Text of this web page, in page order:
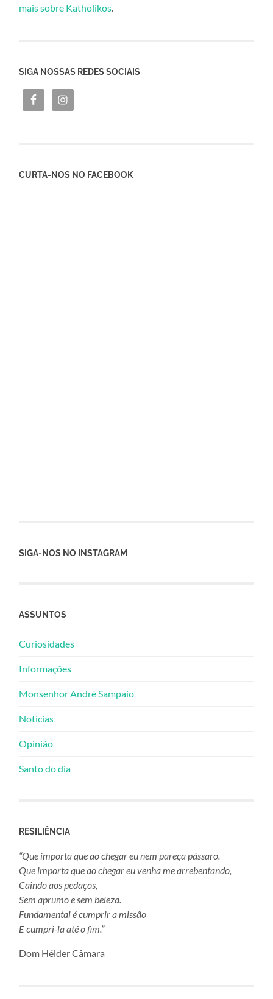
mais sobre Katholikos.
SIGA NOSSAS REDES SOCIAIS
CURTA-NOS NO FACEBOOK
SIGA-NOS NO INSTAGRAM
ASSUNTOS
Curiosidades
Informações
Monsenhor André Sampaio
Notícias
Opinião
Santo do dia
RESILIÊNCIA
“Que importa que ao chegar eu nem pareça pássaro.
Que importa que ao chegar eu venha me arrebentando,
Caindo aos pedaços,
Sem aprumo e sem beleza.
Fundamental é cumprir a missão
E cumpri-la até o fim.”
Dom Hélder Câmara